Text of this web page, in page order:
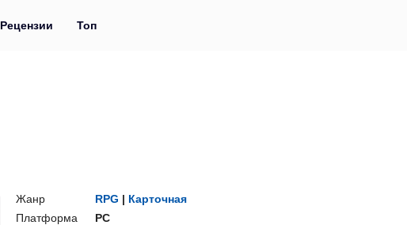
Рецензии Топ
Жанр RPG | Карточная
Платформа
PC